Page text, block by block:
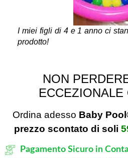
I miei figli di 4 e 1 anno ci
prodotto!
NON
ECCEZIONALE
Ordina adesso Baby
prezzo scontato di soli
Pagamento Sicuro in